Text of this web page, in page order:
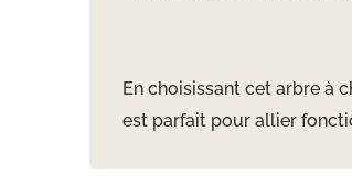
En choisissant cet arbre à
est parfait pour allier